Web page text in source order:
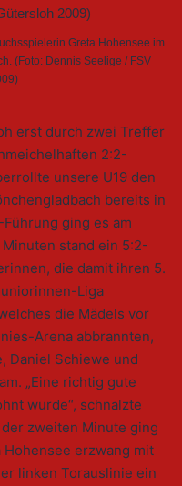
Greta Hohensee im
(Foto: Dennis Seelige / FSV
erst durch zwei Treffer
2:2-
unsere U19 den
bereits in
ging es am
stand ein 5:2-
die damit ihren 5.
Liga
die Mädels vor
Arena abbrannten,
Daniel Schiewe und
„Eine richtig gute
wurde“, schnalzte
zweiten Minute ging
Hohensee erzwang mit
linken Torauslinie ein